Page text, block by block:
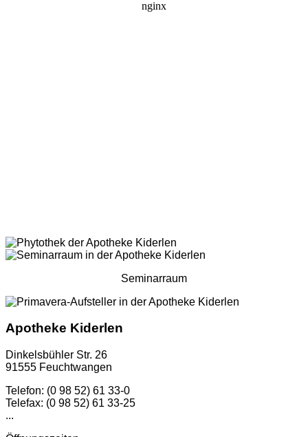
Seminarraum
Apotheke Kiderlen
Dinkelsbühler Str. 26
91555 Feuchtwangen
Telefon: (0 98 52) 61 33-0
Telefax: (0 98 52) 61 33-25
...